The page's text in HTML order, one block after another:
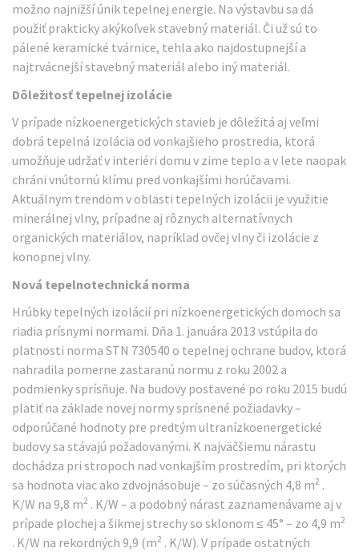
možno najnižší únik tepelnej energie. Na výstavbu sa dá
použiť prakticky akýkoľvek stavebný materiál. Či už sú to
pálené keramické tvárnice, tehla ako najdostupnejší a
najtrvácnejší stavebný materiál alebo iný materiál.
Dôležitosť tepelnej izolácie
V prípade nízkoenergetických stavieb je dôležitá aj veľmi
dobrá tepelná izolácia od vonkajšieho prostredia, ktorá
umožňuje udržať v interiéri domu v zime teplo a v lete naopak
chráni vnútornú klímu pred vonkajšími horúčavami.
Aktuálnym trendom v oblasti tepelných izolácii je využitie
minerálnej vlny, prípadne aj rôznych alternatívnych
organických materiálov, napríklad ovčej vlny či izolácie z
konopnej vlny.
Nová tepelnotechnická norma
Hrúbky tepelných izolácií pri nízkoenergetických domoch sa
riadia prísnymi normami. Dňa 1. januára 2013 vstúpila do
platnosti norma STN 730540 o tepelnej ochrane budov, ktorá
nahradila pomerne zastaranú normu z roku 2002 a
podmienky sprísňuje. Na budovy postavené po roku 2015 budú
platiť na základe novej normy sprísnené požiadavky –
odporúčané hodnoty pre predtým ultranízkoenergetické
budovy sa stávajú požadovanými. K najväčšiemu nárastu
dochádza pri stropoch nad vonkajším prostredím, pri ktorých
sa hodnota viac ako zdvojnásobuje – zo súčasných 4,8 m2 .
K/W na 9,8 m2 . K/W – a podobný nárast zaznamenávame aj v
prípade plochej a šikmej strechy so sklonom ≤ 45° – zo 4,9 m2
. K/W na rekordných 9,9 (m2 . K/W). V prípade ostatných